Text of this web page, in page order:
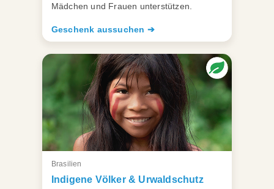
Mädchen und Frauen unterstützen.
Geschenk aussuchen ➔
Brasilien
Indigene Völker & Urwaldschutz